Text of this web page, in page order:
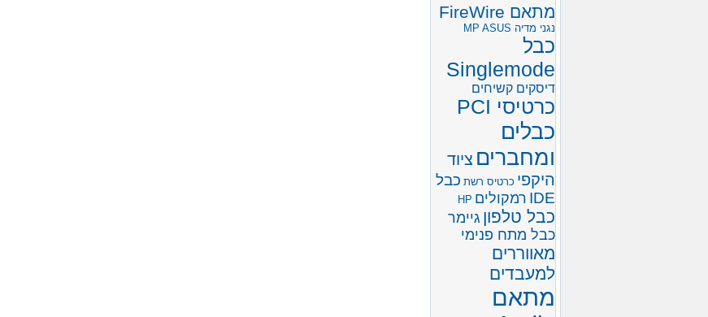
מתאם FireWire
נגני מדיה MP ASUS
כבל
Singlemode
דיסקים קשיחים
כרטיסי PCI
כבלים
ומחברים ציוד
היקפי כרטיס רשת כבל
IDE רמקולים HP
כבל טלפון גיימר
כבל מתח פנימי
מאווררים
למעבדים
מתאם